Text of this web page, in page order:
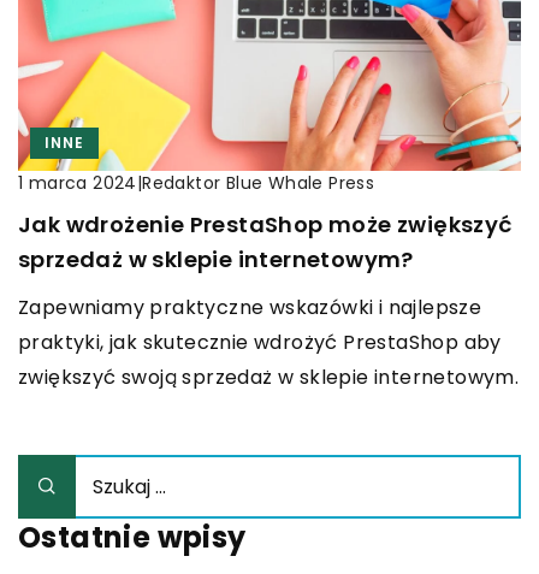
INNE
1 marca 2024|Redaktor Blue Whale Press
Jak wdrożenie PrestaShop może zwiększyć
sprzedaż w sklepie internetowym?
Zapewniamy praktyczne wskazówki i najlepsze
praktyki, jak skutecznie wdrożyć PrestaShop aby
zwiększyć swoją sprzedaż w sklepie internetowym.
Ostatnie wpisy